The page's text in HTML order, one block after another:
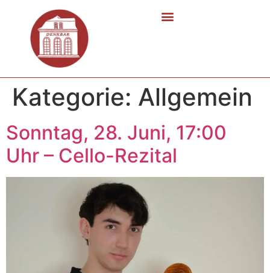
Kategorie: Allgemein
Sonntag, 28. Juni, 17:00
Uhr – Cello-Rezital